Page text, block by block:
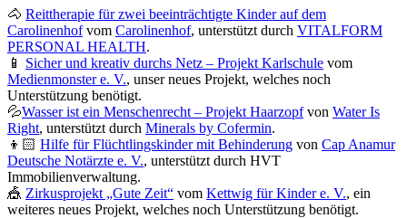
🐴 Reittherapie für zwei beeinträchtigte Kinder auf dem
Carolinenhofvom Carolinenhof, unterstützt durch VITALFORM
PERSONAL HEALTH.
📱 Sicher und kreativ durchs Netz – Projekt Karlschule vom
Medienmonster e. V., unser neues Projekt, welches noch
Unterstützung benötigt.
💦Wasser ist ein Menschenrecht – Projekt Haarzopfvon Water Is
Right, unterstützt durch Minerals by Cofermin.
👦🏻 Hilfe für Flüchtlingskinder mit Behinderung von Cap Anamur
Deutsche Notärzte e. V., unterstützt durch HVT
Immobilienverwaltung.
🎪 Zirkusprojekt „Gute Zeit“ vom Kettwig für Kinder e. V., ein
weiteres neues Projekt, welches noch Unterstützung benötigt.